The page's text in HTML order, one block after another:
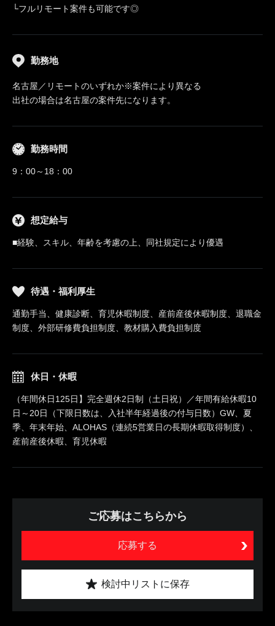
└フルリモート案件も可能です◎
勤務地
名古屋／リモートのいずれか※案件により異なる
出社の場合は名古屋の案件先になります。
勤務時間
9：00～18：00
想定給与
■経験、スキル、年齢を考慮の上、同社規定により優遇
待遇・福利厚生
通勤手当、健康診断、育児休暇制度、産前産後休暇制度、退職金
制度、外部研修費負担制度、教材購入費負担制度
休日・休暇
（年間休日125日】完全週休2日制（土日祝）／年間有給休暇10
日～20日（下限日数は、入社半年経過後の付与日数）GW、夏
季、年末年始、ALOHAS（連続5営業日の長期休暇取得制度）、
産前産後休暇、育児休暇
ご応募はこちらから
応募する
検討中リストに保存